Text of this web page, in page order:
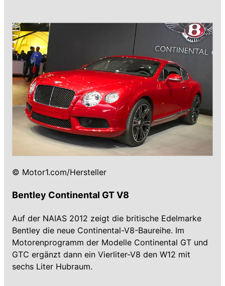
© Motor1.com/Hersteller
Bentley Continental GT V8
Auf der NAIAS 2012 zeigt die britische Edelmarke
Bentley die neue Continental-V8-Baureihe. Im
Motorenprogramm der Modelle Continental GT und
GTC ergänzt dann ein Vierliter-V8 den W12 mit
sechs Liter Hubraum.